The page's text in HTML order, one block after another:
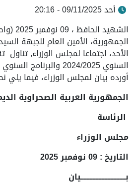
أحد 09/11/2025 - 20:16
الشهيد
الجمهورية، الأمين العام للجبهة
الأحد، اجتماعا لمجلس الوزراء, تناول
أورده بيان لمجلس الوزراء، فيما يلي
الجمهورية العربية الصحراوية
الرئاسة
مجلس الوزراء
التاريخ : 09 نوفمبر 2025
بــــــــــــــــــــــــــــــيان